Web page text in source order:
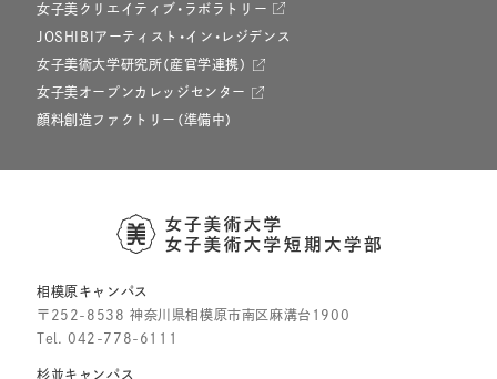
女子美クリエイティブ・ラボラトリー
JOSHIBIアーティスト・イン・レジデンス
女子美術大学研究所（産官学連携）
女子美オープンカレッジセンター
顔料創造ファクトリー（準備中）
相模原キャンパス
〒252-8538 神奈川県相模原市南区麻溝台1900
Tel. 042-778-6111
杉並キャンパス